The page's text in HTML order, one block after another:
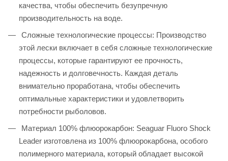
качества, чтобы обеспечить безупречную
производительность на воде.
Сложные технологические процессы: Производство
этой лески включает в себя сложные технологические
процессы, которые гарантируют ее прочность,
надежность и долговечность. Каждая деталь
внимательно проработана, чтобы обеспечить
оптимальные характеристики и удовлетворить
потребности рыболовов.
Материал 100% флюорокарбон: Seaguar Fluoro Shock
Leader изготовлена из 100% флюорокарбона, особого
полимерного материала, который обладает высокой